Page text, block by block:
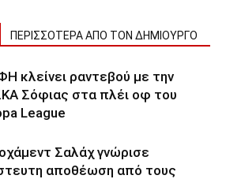
ΠΕΡΙΣΣΟΤΕΡΑ ΑΠΟ ΤΟΝ ΔΗΜΙΟΥΡΓΟ
κλείνει ραντεβού με την
Σόφιας στα πλέι οφ του
League
Σαλάχ γνώρισε
αποθέωση από τους